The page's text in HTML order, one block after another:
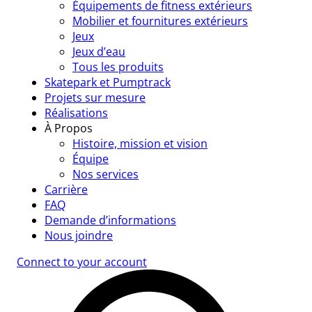
Équipements de fitness extérieurs
Mobilier et fournitures extérieurs
Jeux
Jeux d’eau
Tous les produits
Skatepark et Pumptrack
Projets sur mesure
Réalisations
À Propos
Histoire, mission et vision
Équipe
Nos services
Carrière
FAQ
Demande d’informations
Nous joindre
Connect to your account